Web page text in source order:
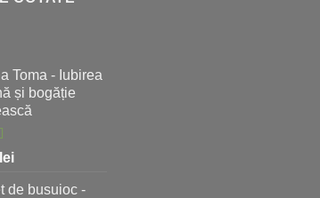
Toma - Iubirea
și bogăție
la
lei
de busuioc -